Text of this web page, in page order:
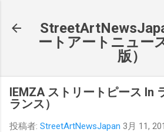
ートアートニュー
版）
IEMZA ストリートピース In
ランス）
投稿者: StreetArtNewsJapan 3月 11,